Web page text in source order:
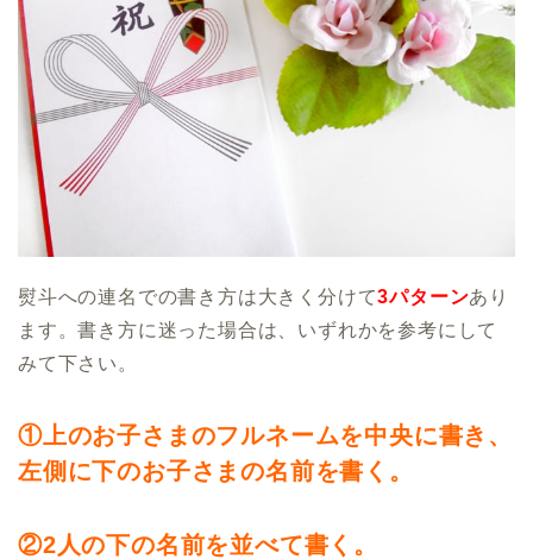
熨斗への連名での書き方は大きく分けて3パターンあり
ます。書き方に迷った場合は、いずれかを参考にして
みて下さい。
①上のお子さまのフルネームを中央に書き、
左側に下のお子さまの名前を書く。
②2人の下の名前を並べて書く。